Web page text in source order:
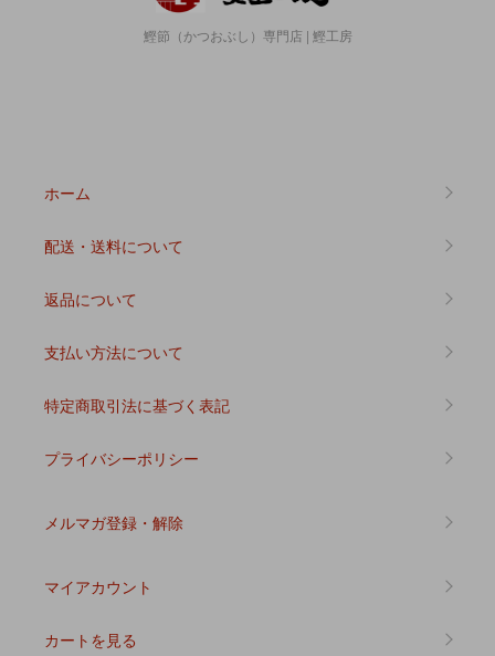
鰹節（かつおぶし）専門店 | 鰹工房
ホーム
配送・送料について
返品について
支払い方法について
特定商取引法に基づく表記
プライバシーポリシー
メルマガ登録・解除
マイアカウント
カートを見る